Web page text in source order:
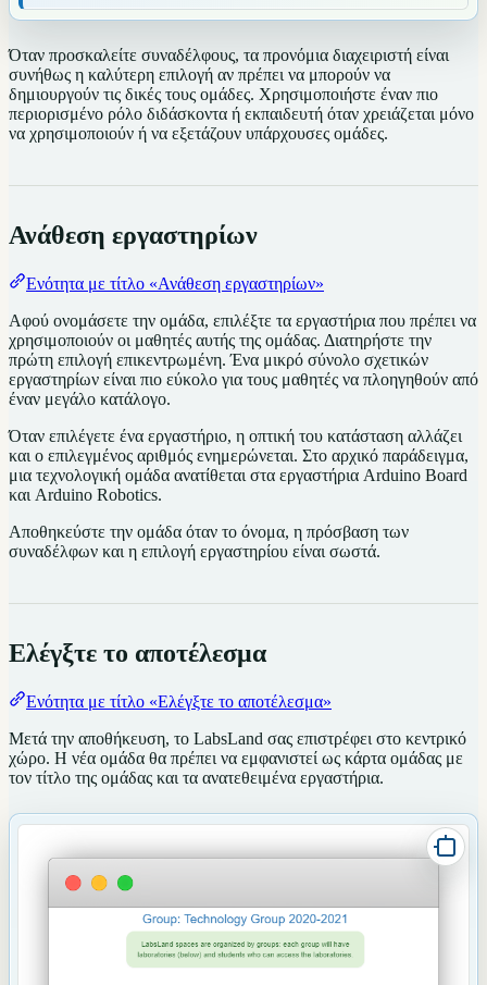
Όταν προσκαλείτε συναδέλφους, τα προνόμια διαχειριστή είναι
συνήθως η καλύτερη επιλογή αν πρέπει να μπορούν να
δημιουργούν τις δικές τους ομάδες. Χρησιμοποιήστε έναν πιο
περιορισμένο ρόλο διδάσκοντα ή εκπαιδευτή όταν χρειάζεται μόνο
να χρησιμοποιούν ή να εξετάζουν υπάρχουσες ομάδες.
Ανάθεση εργαστηρίων
Ενότητα με τίτλο «Ανάθεση εργαστηρίων»
Αφού ονομάσετε την ομάδα, επιλέξτε τα εργαστήρια που πρέπει να
χρησιμοποιούν οι μαθητές αυτής της ομάδας. Διατηρήστε την
πρώτη επιλογή επικεντρωμένη. Ένα μικρό σύνολο σχετικών
εργαστηρίων είναι πιο εύκολο για τους μαθητές να πλοηγηθούν από
έναν μεγάλο κατάλογο.
Όταν επιλέγετε ένα εργαστήριο, η οπτική του κατάσταση αλλάζει
και ο επιλεγμένος αριθμός ενημερώνεται. Στο αρχικό παράδειγμα,
μια τεχνολογική ομάδα ανατίθεται στα εργαστήρια Arduino Board
και Arduino Robotics.
Αποθηκεύστε την ομάδα όταν το όνομα, η πρόσβαση των
συναδέλφων και η επιλογή εργαστηρίου είναι σωστά.
Ελέγξτε το αποτέλεσμα
Ενότητα με τίτλο «Ελέγξτε το αποτέλεσμα»
Μετά την αποθήκευση, το LabsLand σας επιστρέφει στο κεντρικό
χώρο. Η νέα ομάδα θα πρέπει να εμφανιστεί ως κάρτα ομάδας με
τον τίτλο της ομάδας και τα ανατεθειμένα εργαστήρια.